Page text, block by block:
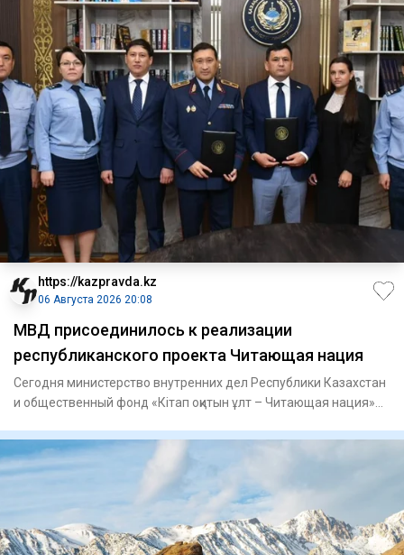
https://kazpravda.kz
06 Августа 2026 20:08
МВД присоединилось к реализации
республиканского проекта Читающая нация
Сегодня министерство внутренних дел Республики Казахстан
и общественный фонд «Кітап оқитын ұлт – Читающая нация»